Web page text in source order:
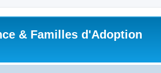
& Familles d'Adoption